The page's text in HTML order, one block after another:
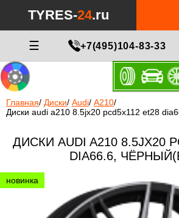
TYRES-24.ru
☰ +7(495)104-83-33
Главная/ Диски/ Audi/ A210/
Диски audi a210 8.5jx20 pcd5x112 et28
ДИСКИ AUDI A210 8.5JX20
DIA66.6,
новинка